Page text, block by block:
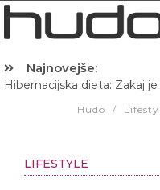
Najnovejše:
Hibernacijska dieta: Zakaj
Hudo /
LIFESTYLE